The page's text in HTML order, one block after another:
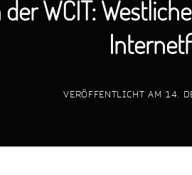
WCIT:
VERÖFFENTLICHT AM 14.